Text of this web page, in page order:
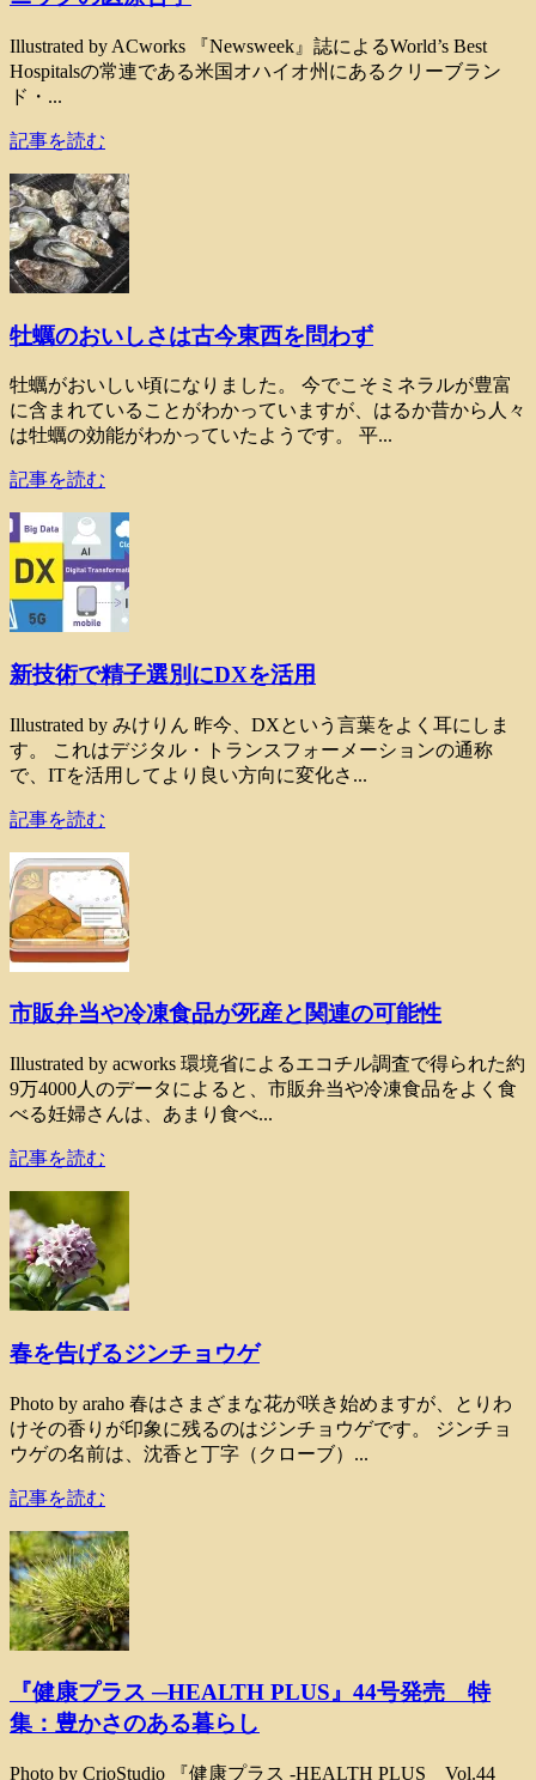
Illustrated by ACworks 『Newsweek』誌によるWorld’s Best
Hospitalsの常連である米国オハイオ州にあるクリーブラン
ド・...
記事を読む
牡蠣のおいしさは古今東西を問わず
牡蠣がおいしい頃になりました。 今でこそミネラルが豊富
に含まれていることがわかっていますが、はるか昔から人々
は牡蠣の効能がわかっていたようです。 平...
記事を読む
新技術で精子選別にDXを活用
Illustrated by みけりん 昨今、DXという言葉をよく耳にしま
す。 これはデジタル・トランスフォーメーションの通称
で、ITを活用してより良い方向に変化さ...
記事を読む
市販弁当や冷凍食品が死産と関連の可能性
Illustrated by acworks 環境省によるエコチル調査で得られた約
9万4000人のデータによると、市販弁当や冷凍食品をよく食
べる妊婦さんは、あまり食べ...
記事を読む
春を告げるジンチョウゲ
Photo by araho 春はさまざまな花が咲き始めますが、とりわ
けその香りが印象に残るのはジンチョウゲです。 ジンチョ
ウゲの名前は、沈香と丁字（クローブ）...
記事を読む
『健康プラス ─HEALTH PLUS』44号発売 特
集：豊かさのある暮らし
Photo by CrioStudio 『健康プラス -HEALTH PLUS Vol.44